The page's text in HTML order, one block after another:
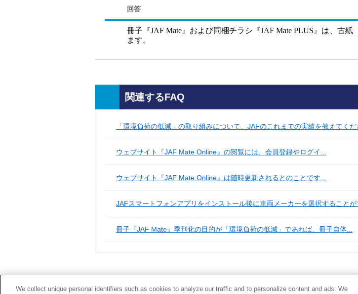
回答
冊子『JAF Mate 』および同梱チラシ『JAF Mate PLUS 』は、古紙
ます。
関連するFAQ
「環境負荷の低減」の取り組みについて、JAFのこれまでの実績を教えてくだ
ウェブサイト『JAF Mate Online』の閲覧には、会員登録やログイ...
ウェブサイト『JAF Mate Online』は随時更新されるとのことです...
JAFスマートフォンアプリをインストール後に車両メーカーを選択することが
冊子『JAF Mate』季刊化の目的が「環境負荷の低減」であれば、冊子自体...
We collect unique personal identifiers such as cookies to analyze our traffic and to personalize content and ads. We